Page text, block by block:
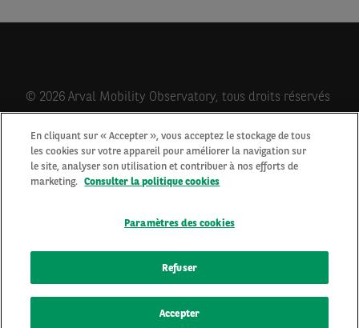
© 2026 Arval Mobility Observatory, tous droits réservés
Qui sommes-nous?
Contactez-nous
Protection des données personnelles
En cliquant sur « Accepter », vous acceptez le stockage de tous
les cookies sur votre appareil pour améliorer la navigation sur
le site, analyser son utilisation et contribuer à nos efforts de
marketing. Consulter la politique cookies
Paramètres des cookies
Refuser
Accepter